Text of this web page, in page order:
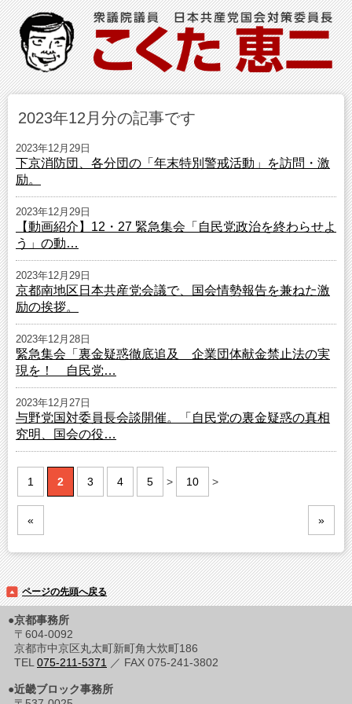
2023年12月分の記事です
2023年12月29日
下京消防団、各分団の「年末特別警戒活動」を訪問・激
励。
2023年12月29日
【動画紹介】12・27 緊急集会「自民党政治を終わらせよ
う」の動…
2023年12月29日
京都南地区日本共産党会議で、国会情勢報告を兼ねた激
励の挨拶。
2023年12月28日
緊急集会「裏金疑惑徹底追及 企業団体献金禁止法の実
現を！ 自民党…
2023年12月27日
与野党国対委員長会談開催。「自民党の裏金疑惑の真相
究明、国会の役…
«
1 2 3 4 5 > 10 >
»
ページの先頭へ戻る
●京都事務所
〒604-0092
京都市中京区丸太町新町角大炊町186
TEL 075-211-5371 ／ FAX 075-241-3802
●近畿ブロック事務所